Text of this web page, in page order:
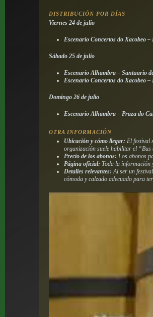
DISTRIBUCIÓN POR DÍAS
Viernes 24 de julio
Escenario Concertos do Xacobeo
Sábado 25 de julio
Escenario Alhambra – Santuario
Escenario Concertos do Xacobeo
Domingo 26 de julio
Escenario Alhambra – Praza do
OTRA INFORMACIÓN
Ubicación y cómo llegar: El festival
organización suele habilitar el
Precio de los abonos: Los abonos
Página oficial: Toda la información
Detalles relevantes: Al ser un
cómoda y calzado adecuado para